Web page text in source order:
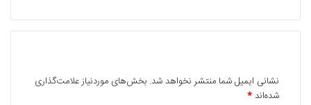
نشانی ایمیل شما منتشر نخواهد شد. بخش‌های موردنیاز علامت‌گذاری
شده‌اند*